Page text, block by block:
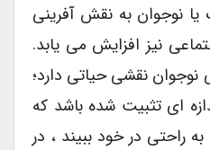
نوجوان به نقش آفرینی
نیز افزایش می یابد.
نقشی حیاتی دارد؛
ای تثبیت شده باشد که
راحتی در خود ببیند ، در